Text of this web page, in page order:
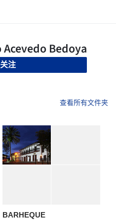
关注
查看所有文件夹
BARHEQUE